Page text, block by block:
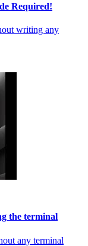
Required!
writing any
the terminal
any terminal